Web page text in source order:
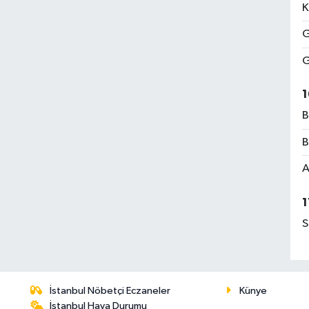
İstanbul Nöbetçi Eczaneler
İstanbul Hava Durumu
Künye